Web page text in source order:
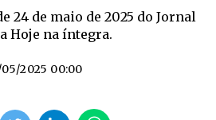
24 de maio de 2025 do Jornal
Hoje na íntegra.
2025 00:00